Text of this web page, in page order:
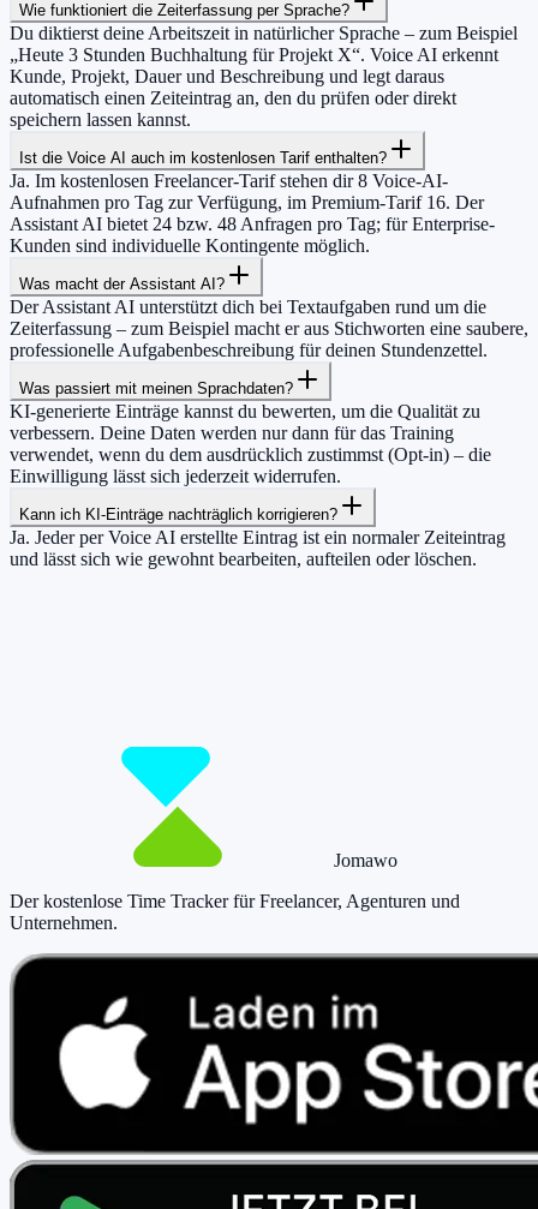
Wie funktioniert die Zeiterfassung per Sprache?
Du diktierst deine Arbeitszeit in natürlicher Sprache – zum Beispiel
„Heute 3 Stunden Buchhaltung für Projekt X“. Voice AI erkennt
Kunde, Projekt, Dauer und Beschreibung und legt daraus
automatisch einen Zeiteintrag an, den du prüfen oder direkt
speichern lassen kannst.
Ist die Voice AI auch im kostenlosen Tarif enthalten?
Ja. Im kostenlosen Freelancer-Tarif stehen dir 8 Voice-AI-
Aufnahmen pro Tag zur Verfügung, im Premium-Tarif 16. Der
Assistant AI bietet 24 bzw. 48 Anfragen pro Tag; für Enterprise-
Kunden sind individuelle Kontingente möglich.
Was macht der Assistant AI?
Der Assistant AI unterstützt dich bei Textaufgaben rund um die
Zeiterfassung – zum Beispiel macht er aus Stichworten eine saubere,
professionelle Aufgabenbeschreibung für deinen Stundenzettel.
Was passiert mit meinen Sprachdaten?
KI-generierte Einträge kannst du bewerten, um die Qualität zu
verbessern. Deine Daten werden nur dann für das Training
verwendet, wenn du dem ausdrücklich zustimmst (Opt-in) – die
Einwilligung lässt sich jederzeit widerrufen.
Kann ich KI-Einträge nachträglich korrigieren?
Ja. Jeder per Voice AI erstellte Eintrag ist ein normaler Zeiteintrag
und lässt sich wie gewohnt bearbeiten, aufteilen oder löschen.
Jomawo
Der kostenlose Time Tracker für Freelancer, Agenturen und
Unternehmen.